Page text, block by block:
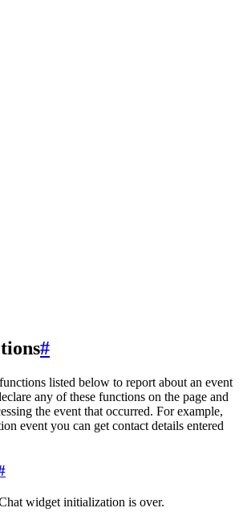
#
listed below to report about an event
any of these functions on the page and
the event that occurred. For example,
event you can get contact details entered
widget initialization is over.